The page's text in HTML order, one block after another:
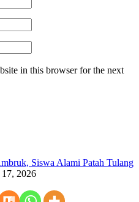
in this browser for the next
Siswa Alami Patah Tulang
2026